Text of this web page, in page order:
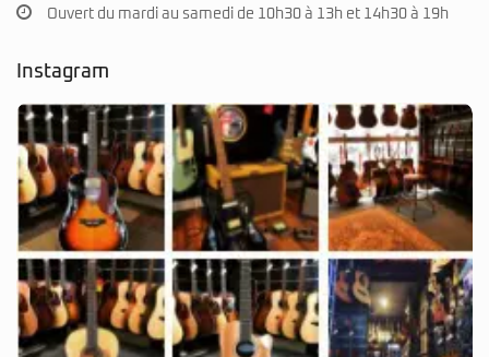
Ouvert du mardi au samedi de 10h30 à 13h et 14h30 à 19h
Instagram